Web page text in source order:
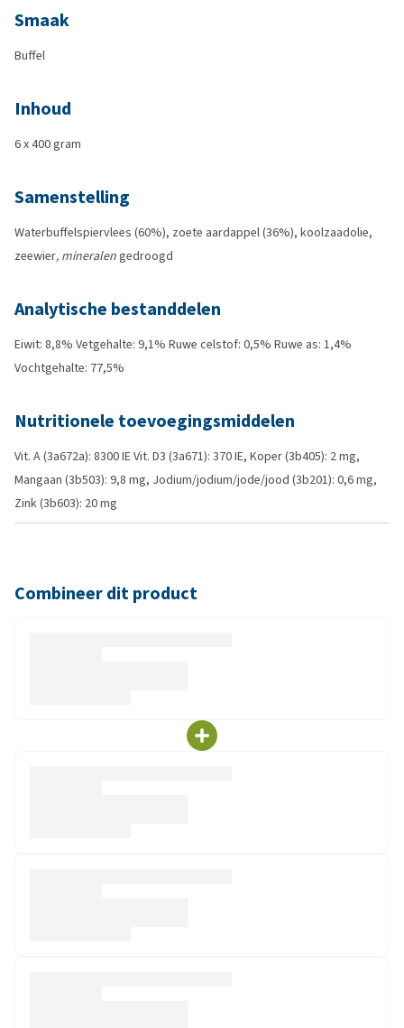
Smaak
Buffel
Inhoud
6 x 400 gram
Samenstelling
Waterbuffelspiervlees (60%), zoete aardappel (36%), koolzaadolie,
zeewier, mineralengedroogd
Analytische bestanddelen
Eiwit: 8,8% Vetgehalte: 9,1% Ruwe celstof: 0,5% Ruwe as: 1,4%
Vochtgehalte: 77,5%
Nutritionele toevoegingsmiddelen
Vit. A (3a672a): 8300 IE Vit. D3 (3a671): 370 IE, Koper (3b405): 2 mg,
Mangaan (3b503): 9,8 mg, Jodium/jodium/jode/jood (3b201): 0,6 mg,
Zink (3b603): 20 mg
Combineer dit product